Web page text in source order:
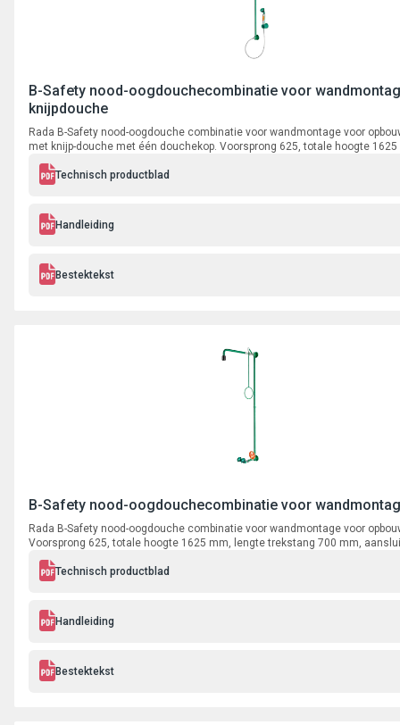
B-Safety nood-oogdouchecombinatie voor
knijpdouche
Rada B-Safety nood-oogdouche combinatie voor wandmontage voor
met knijp-douche met één douchekop. Voorsprong 625, totale hoogte
trekstang 700 mm, aansluiting ¾" binnendraad.
Technisch productblad
Handleiding
Bestektekst
B-Safety nood-oogdouchecombinatie voor
Rada B-Safety nood-oogdouche combinatie voor wandmontage voor
Voorsprong 625, totale hoogte 1625 mm, lengte trekstang 700 mm,
binnendraad.
Technisch productblad
Handleiding
Bestektekst